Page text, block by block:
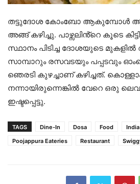
തട്ടുദോശ കോംബോ ആകുമ്പോൾ ആ
അങ്ങ് കഴിച്ചു. പാഴ്സലിൻ്റെ കൂടെ
സ്ഥാനം പിടിച്ച ദോശയുടെ മുകളിൽ
സാമ്പാറും രസവടയും പപ്പടവും
ഞെരടി കുഴച്ചാണ് കഴിച്ചത്.
നന്നായിരുന്നെങ്കിൽ വേറെ ഒരു
ഇഷ്ടപ്പെട്ടു.
TAGS Dine-In Dosa Food India
Poojappura Eateries
Restaurant